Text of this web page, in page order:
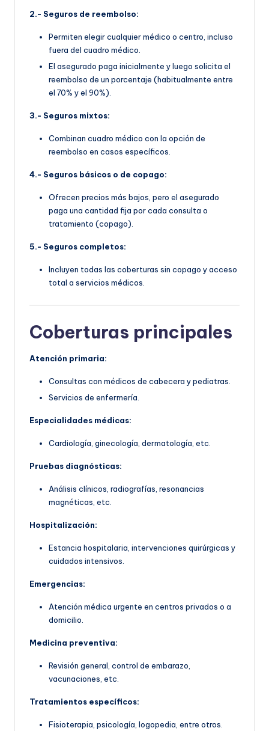
2.- Seguros de reembolso:
Permiten elegir cualquier médico o centro, incluso
fuera del cuadro médico.
El asegurado paga inicialmente y luego solicita el
reembolso de un porcentaje (habitualmente entre
el 70% y el 90%).
3.- Seguros mixtos:
Combinan cuadro médico con la opción de
reembolso en casos específicos.
4.- Seguros básicos o de copago:
Ofrecen precios más bajos, pero el asegurado
paga una cantidad fija por cada consulta o
tratamiento (copago).
5.- Seguros completos:
Incluyen todas las coberturas sin copago y acceso
total a servicios médicos.
Coberturas principales
Atención primaria:
Consultas con médicos de cabecera y pediatras.
Servicios de enfermería.
Especialidades médicas:
Cardiología, ginecología, dermatología, etc.
Pruebas diagnósticas:
Análisis clínicos, radiografías, resonancias
magnéticas, etc.
Hospitalización:
Estancia hospitalaria, intervenciones quirúrgicas y
cuidados intensivos.
Emergencias:
Atención médica urgente en centros privados o a
domicilio.
Medicina preventiva:
Revisión general, control de embarazo,
vacunaciones, etc.
Tratamientos específicos:
Fisioterapia, psicología, logopedia, entre otros.